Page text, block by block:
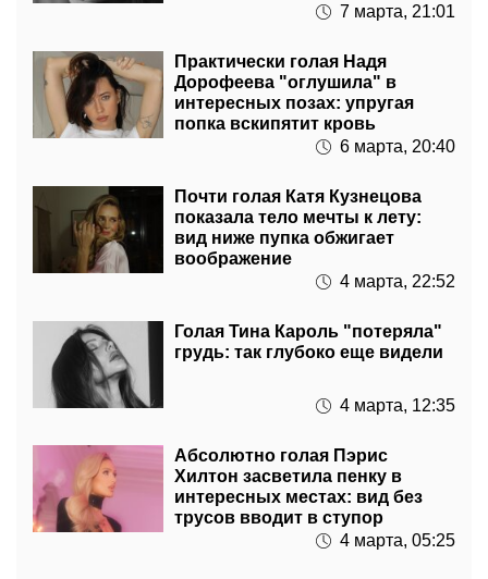
7 марта, 21:01
Практически голая Надя
Дорофеева "оглушила" в
интересных позах: упругая
попка вскипятит кровь
6 марта, 20:40
Почти голая Катя Кузнецова
показала тело мечты к лету:
вид ниже пупка обжигает
воображение
4 марта, 22:52
Голая Тина Кароль "потеряла"
грудь: так глубоко еще видели
4 марта, 12:35
Абсолютно голая Пэрис
Хилтон засветила пенку в
интересных местах: вид без
трусов вводит в ступор
4 марта, 05:25